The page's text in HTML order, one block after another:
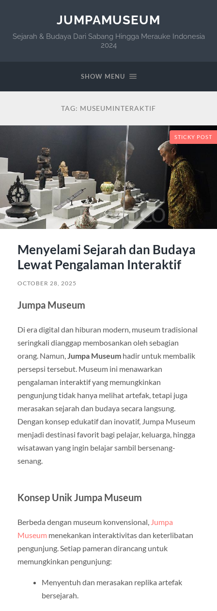
JUMPAMUSEUM
Sejarah & Budaya Dari Sabang Hingga Merauke Indonesia
2024
SHOW MENU
TAG: MUSEUMINTERAKTIF
STICKY POST
Menyelami Sejarah dan Budaya
Lewat Pengalaman Interaktif
OCTOBER 28, 2025
Jumpa Museum
Di era digital dan hiburan modern, museum tradisional
seringkali dianggap membosankan oleh sebagian
orang. Namun,Jumpa Museumhadir untuk membalik
persepsi tersebut. Museum ini menawarkan
pengalaman interaktif yang memungkinkan
pengunjung tidak hanya melihat artefak, tetapi juga
merasakan sejarah dan budaya secara langsung.
Dengan konsep edukatif dan inovatif, Jumpa Museum
menjadi destinasi favorit bagi pelajar, keluarga, hingga
wisatawan yang ingin belajar sambil bersenang-
senang.
Konsep Unik Jumpa Museum
Berbeda dengan museum konvensional, Jumpa
Museum menekankan interaktivitas dan keterlibatan
pengunjung. Setiap pameran dirancang untuk
memungkinkan pengunjung:
Menyentuh dan merasakan replika artefak
bersejarah.